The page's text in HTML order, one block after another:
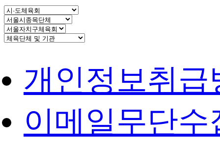
개인정보취급
이메일무단수